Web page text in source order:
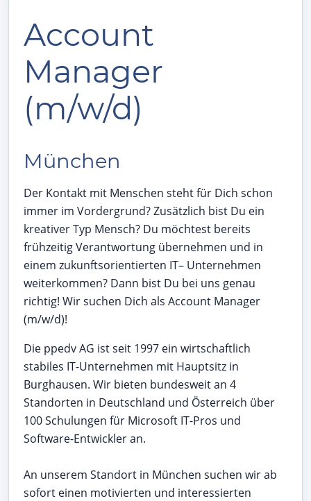
Account
Manager
(m/w/d)
München
Der Kontakt mit Menschen steht für Dich schon
immer im Vordergrund? Zusätzlich bist Du ein
kreativer Typ Mensch? Du möchtest bereits
frühzeitig Verantwortung übernehmen und in
einem zukunftsorientierten IT– Unternehmen
weiterkommen? Dann bist Du bei uns genau
richtig! Wir suchen Dich als Account Manager
(m/w/d)!
Die ppedv AG ist seit 1997 ein wirtschaftlich
stabiles IT-Unternehmen mit Hauptsitz in
Burghausen. Wir bieten bundesweit an 4
Standorten in Deutschland und Österreich über
100 Schulungen für Microsoft IT-Pros und
Software-Entwickler an.
An unserem Standort in München suchen wir ab
sofort einen motivierten und interessierten